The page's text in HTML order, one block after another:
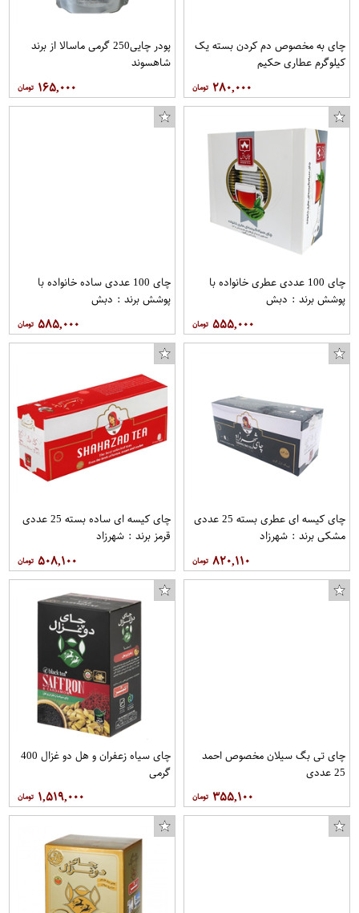
چای به مخصوص دم کردن بسته یک
کیلوگرم عطاری حکیم
۲۸۰,۰۰۰
پودر چایی250 گرمی ماسالا از برند
شاهسوند
۱۶۵,۰۰۰
چای 100 عددی عطری خانواده با
پوشش برند : دبش
۵۵۵,۰۰۰
چای 100 عددی ساده خانواده با
پوشش برند : دبش
۵۸۵,۰۰۰
چای کیسه ای عطری بسته 25 عددی
مشکی برند : شهرزاد
۸۲۰,۱۱۰
چای کیسه ای ساده بسته 25 عددی
قرمز برند : شهرزاد
۵۰۸,۱۰۰
چای تی بگ سیلان مخصوص احمد
25 عددی
۳۵۵,۱۰۰
چای سیاه زعفران و هل دو غزال 400
گرمی
۱,۵۱۹,۰۰۰